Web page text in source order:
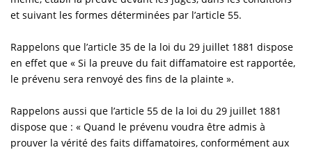
et suivant les formes déterminées par l’article 55.
Rappelons que l’article 35 de la loi du 29 juillet 1881 dispose
en effet que « Si la preuve du fait diffamatoire est rapportée,
le prévenu sera renvoyé des fins de la plainte ».
Rappelons aussi que l’article 55 de la loi du 29 juillet 1881
dispose que : « Quand le prévenu voudra être admis à
prouver la vérité des faits diffamatoires, conformément aux